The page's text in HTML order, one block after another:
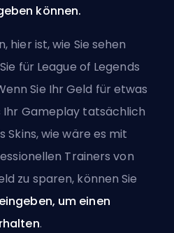
können.
hier ist, wie Sie sehen
für League of Legends
Sie Ihr Geld für etwas
Ihr Gameplay tatsächlich
Skins, wie wäre es mit
Trainers von
zu sparen, können Sie
um einen
.